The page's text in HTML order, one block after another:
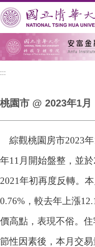
跳
到
主
要
內
容
:::
桃園市 @ 2023年1月
綜觀桃園房市2023
年11月開始盤整，並
2021年初再度反轉。
0.76%，較去年上漲
價高點，表現不俗。
節性因素後，本月交